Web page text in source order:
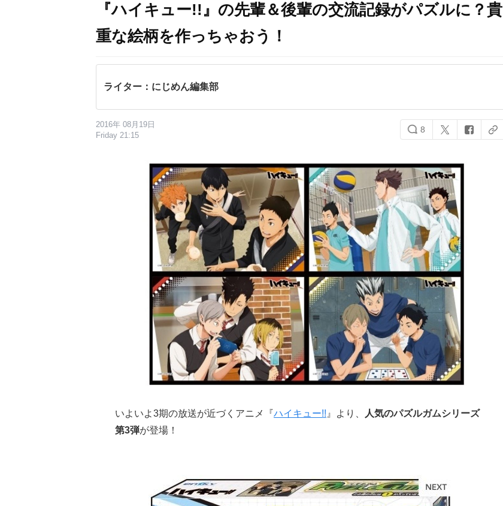
『ハイキュー!!』の先輩＆後輩の交流記録がパズルに？貴
重な絵柄を作っちゃおう！
ライター：にじめん編集部
2016年 08月19日
Friday 21:15
8
いよいよ3期の放送が近づくアニメ『ハイキュー!! 』より、
人気のパズルガムシリーズ
第3弾が登場！